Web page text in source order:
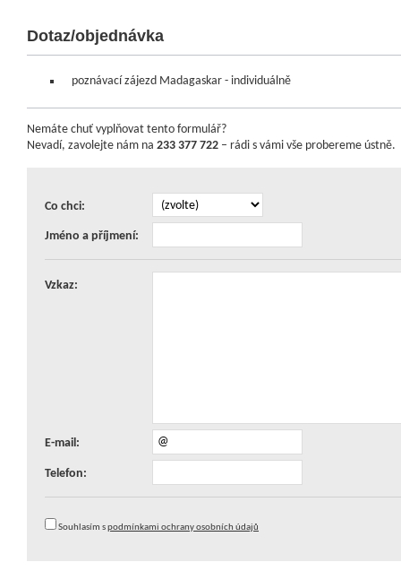
Dotaz/objednávka
poznávací zájezd Madagaskar - individuálně
Nemáte chuť vyplňovat tento formulář?
Nevadí, zavolejte nám na 233 377 722 – rádi s vámi vše probereme ústně.
Co chci:
Jméno a příjmení:
Vzkaz:
E-mail:
Telefon:
Souhlasím spodmínkami ochrany osobních údajů